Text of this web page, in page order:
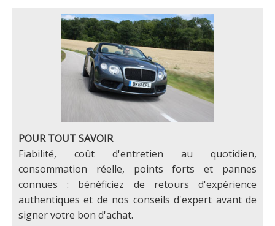
POUR TOUT SAVOIR
Fiabilité, coût d'entretien au quotidien,
consommation réelle, points forts et pannes
connues : bénéficiez de retours d'expérience
authentiques et de nos conseils d'expert avant de
signer votre bon d'achat.